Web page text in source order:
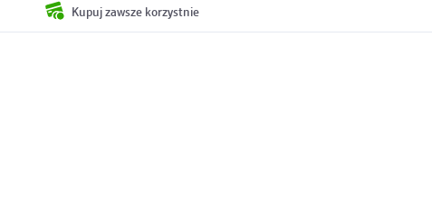
Kupuj zawsze korzystnie